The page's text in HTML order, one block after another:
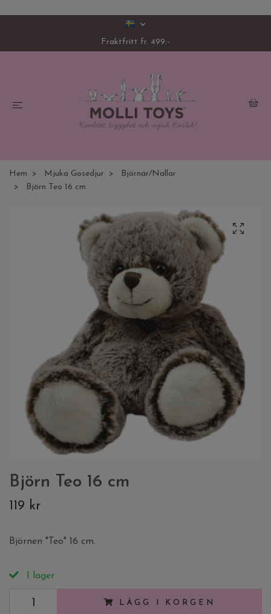
Fraktfritt fr. 499:-
Hem Mjuka Gosedjur
Björnar/Nallar
Björn Teo 16 cm
Björn Teo 16 cm
119 kr
Björnen "Teo" 16 cm.
I lager
LÄGG I KORGEN